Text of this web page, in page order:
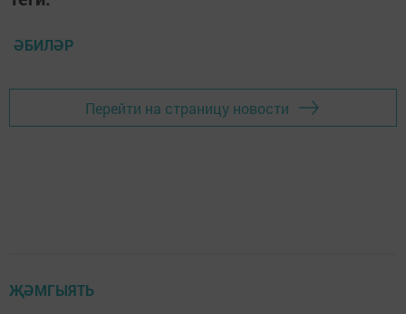
ӘБИЛӘР
Перейти на страницу новости
ҖӘМГЫЯТЬ